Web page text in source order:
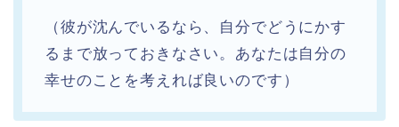
（彼が沈んでいるなら、自分でどうにかす
るまで放っておきなさい。あなたは自分の
幸せのことを考えれば良いのです）